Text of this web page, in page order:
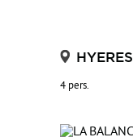
HYERES
4 pers.